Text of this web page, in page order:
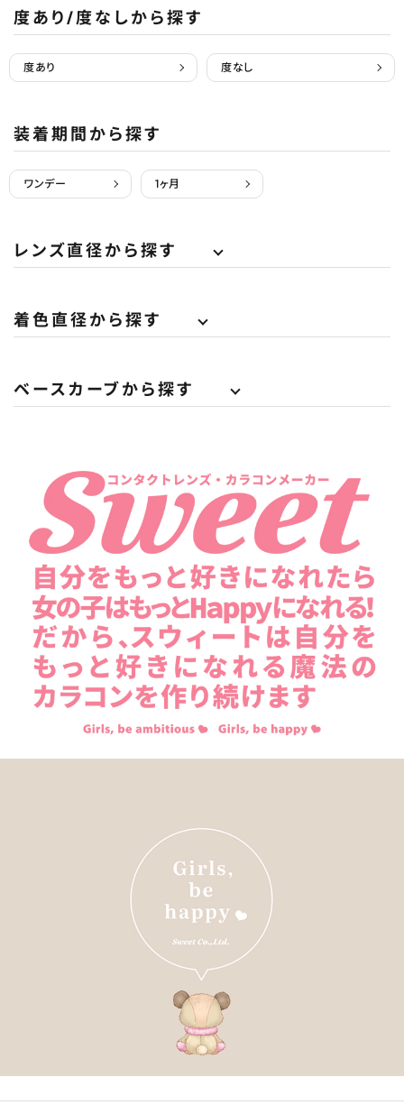
度あり/度なしから探す
度あり 度なし
装着期間から探す
ワンデー 1ヶ月
レンズ直径から探す
着色直径から探す
ベースカーブから探す